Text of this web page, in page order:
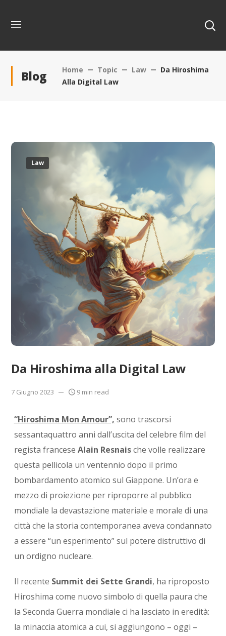
Blog Home Topic Law
Da Hiroshima
Alla Digital Law
Law
Da Hiroshima alla Digital Law
7 Giugno 2023 9 min read
“Hiroshima Mon Amour”, sono trascorsi
sessantaquattro anni dall’uscita del celebre film del
regista francese Alain Resnaische volle realizzare
questa pellicola un ventennio dopo il primo
bombardamento atomico sul Giappone. Un’ora e
mezzo di proiezione per riproporre al pubblico
mondiale la devastazione materiale e morale di una
città che la storia contemporanea aveva condannato
a essere “un esperimento” sul potere distruttivo di
un ordigno nucleare.
Il recente Summit dei Sette Grandi, ha riproposto
Hiroshima come nuovo simbolo di quella paura che
la Seconda Guerra mondiale ci ha lasciato in eredità:
la minaccia atomica a cui, si aggiungono – oggi –